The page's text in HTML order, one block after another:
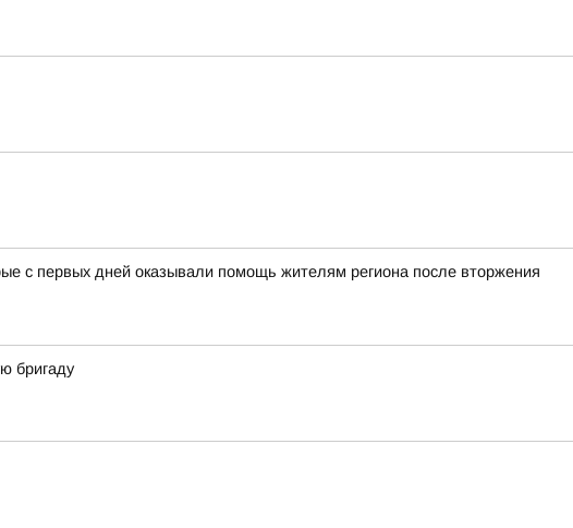
с первых дней оказывали помощь жителям региона после вторжения
бригаду